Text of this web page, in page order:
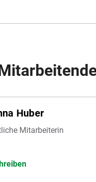
Huber
Mitarbeiterin